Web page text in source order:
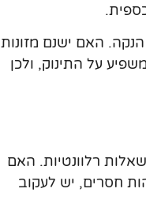
האם ישנם מזונות
על התינוק, ולכן
רלוונטיות. האם
חסרים, יש לעקוב